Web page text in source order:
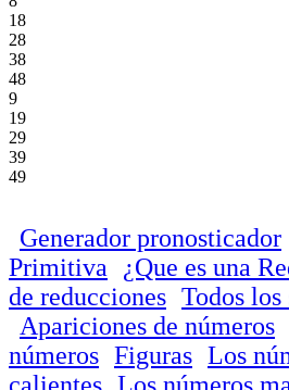
18
28
38
48
9
19
29
39
49
Generador pronosticador
Primitiva
¿Que es una
de reducciones Todos los
Apariciones de números
números Figuras Los
calientes Los números